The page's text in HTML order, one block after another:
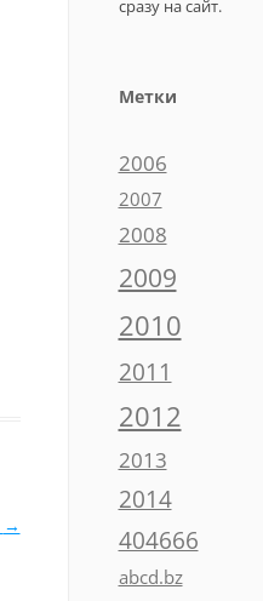
→
сразу на сайт.
Метки
2006
2007
2008
2009
2010
2011
2012
2013
2014
404666
abcd.bz